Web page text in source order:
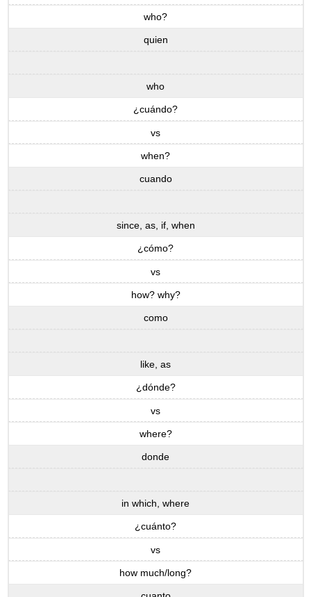
who?
quien
who
¿cuándo?
vs
when?
cuando
since, as, if, when
¿cómo?
vs
how? why?
como
like, as
¿dónde?
vs
where?
donde
in which, where
¿cuánto?
vs
how much/long?